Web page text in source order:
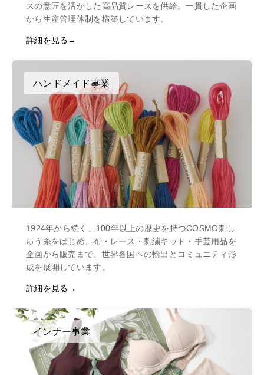
スの意匠を活かした高品質レースを供給。一貫した企画
から生産管理体制を構築しています。
詳細を見る
ハンドメイド事業
1924年から続く、100年以上の歴史を持つCOSMO刺し
ゅう糸をはじめ、布・レース・刺繍キット・手芸用品を
企画から販売まで。世界各国への輸出とコミュニティ形
成を展開しています。
詳細を見る
インナー事業